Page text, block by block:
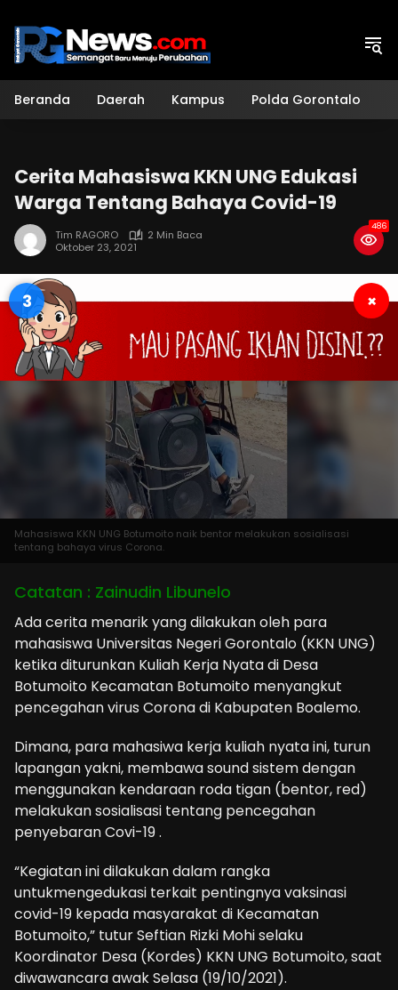
konten
Beranda Daerah Kampus Polda Gorontalo
Cerita Mahasiswa KKN UNG Edukasi
Warga Tentang Bahaya Covid-19
Tim RAGORO
2 Min Baca
Oktober 23, 2021
486
2 ×
Mahasiswa KKN UNG Botumoito naik bentor melakukan sosialisasi
tentang bahaya virus Corona.
Catatan : Zainudin Libunelo
Ada cerita menarik yang dilakukan oleh para
mahasiswa Universitas Negeri Gorontalo (KKN UNG)
ketika diturunkan Kuliah Kerja Nyata di Desa
Botumoito Kecamatan Botumoito menyangkut
pencegahan virus Corona di Kabupaten Boalemo.
Dimana, para mahasiwa kerja kuliah nyata ini, turun
lapangan yakni, membawa sound sistem dengan
menggunakan kendaraan roda tigan (bentor, red)
melakukan sosialisasi tentang pencegahan
penyebaran Covi-19 .
“Kegiatan ini dilakukan dalam rangka
untukmengedukasi terkait pentingnya vaksinasi
covid-19 kepada masyarakat di Kecamatan
Botumoito,” tutur Seftian Rizki Mohi selaku
Koordinator Desa (Kordes) KKN UNG Botumoito, saat
diwawancara awak Selasa (19/10/2021).